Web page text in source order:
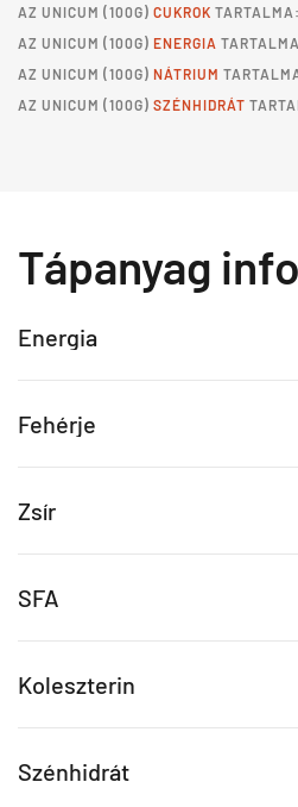
AZ UNICUM (100G) CUKROK
AZ UNICUM (100G) ENERGIA
AZ UNICUM (100G) NÁTRIUM
AZ UNICUM (100G) SZÉNHIDRÁT
Tápanyag
Energia
Fehérje
Zsír
SFA
Koleszterin
Szénhidrát